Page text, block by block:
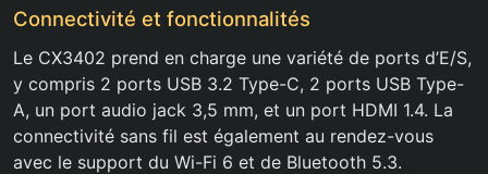
Connectivité et fonctionnalités
Le CX3402 prend en charge une variété de ports d’E/S,
y compris 2 ports USB 3.2 Type-C, 2 ports USB Type-
A, un port audio jack 3,5 mm, et un port HDMI 1.4. La
connectivité sans fil est également au rendez-vous
avec le support du Wi-Fi 6 et de Bluetooth 5.3.